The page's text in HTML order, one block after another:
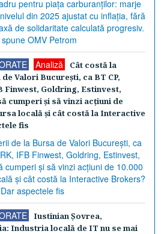
Analiză
Cât costă la
Valori Bucureşti, ca BT CP,
Finwest, Goldring, Estinvest,
cumperi şi să vinzi acţiuni de
locală şi cât costă la Interactive
fis
Iustinian Şovrea,
Industria locală de IT nu se mai